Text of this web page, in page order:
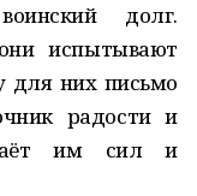
долг.
испытывают
для них письмо
радости и
им сил и